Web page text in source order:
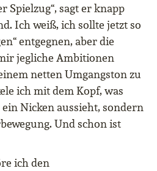
Spielzug“, sagt er knapp
Ich weiß, ich sollte jetzt so
entgegnen, aber die
jegliche Ambitionen
netten Umgangston zu
ich mit dem Kopf, was
Nicken aussieht, sondern
Und schon ist
ich den